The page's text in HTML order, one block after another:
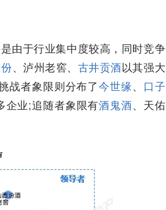
由于行业集中度较高，同时竞争
、泸州老窖、 古井贡酒以其强大
战者象限则分布了今世缘、 口子
企业;追随者象限有酒鬼酒、天佑